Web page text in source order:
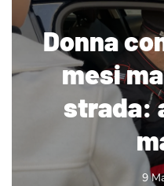
Donna
mesi
strada:
9